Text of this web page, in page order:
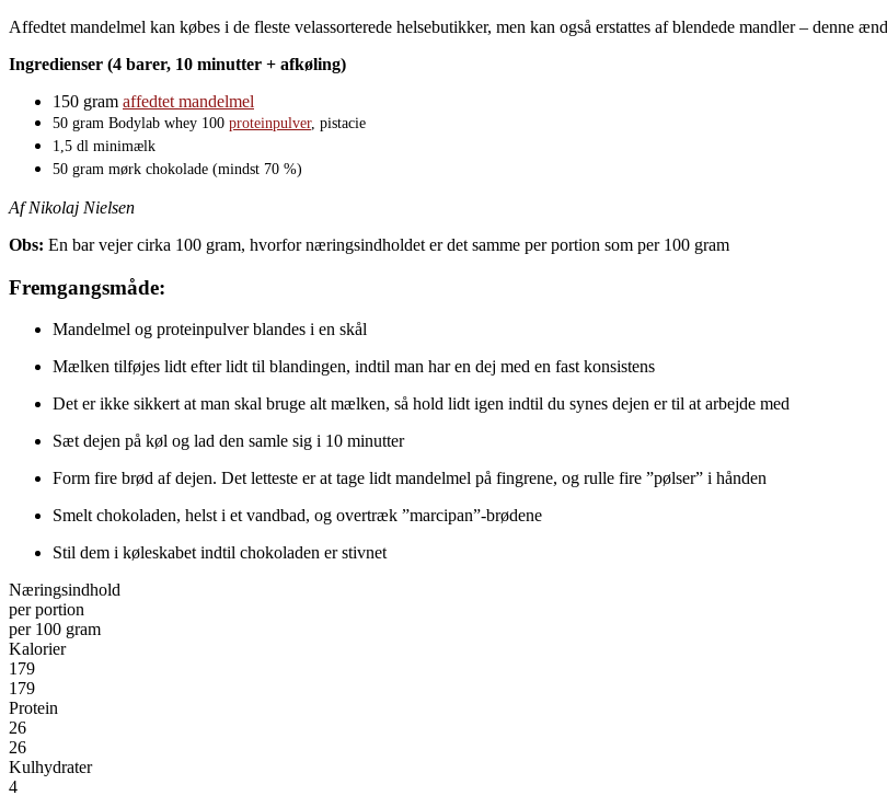
Affedtet mandelmel kan købes i de fleste velassorterede helsebutikker, men kan også erstattes af blendede mandler – denne
Ingredienser (4 barer, 10 minutter + afkøling)
150 gram affedtet mandelmel
50 gram Bodylab whey 100 proteinpulver, pistacie
1,5 dl minimælk
50 gram mørk chokolade (mindst 70 %)
Af Nikolaj Nielsen
Obs: En bar vejer cirka 100 gram, hvorfor næringsindholdet er det samme per portion som per 100 gram
Fremgangsmåde:
Mandelmel og proteinpulver blandes i en skål
Mælken tilføjes lidt efter lidt til blandingen, indtil man har en dej med en fast konsistens
Det er ikke sikkert at man skal bruge alt mælken, så hold lidt igen indtil du synes dejen er til at arbejde med
Sæt dejen på køl og lad den samle sig i 10 minutter
Form fire brød af dejen. Det letteste er at tage lidt mandelmel på fingrene, og rulle fire ”pølser” i hånden
Smelt chokoladen, helst i et vandbad, og overtræk ”marcipan”-brødene
Stil dem i køleskabet indtil chokoladen er stivnet
Næringsindhold
per portion
per 100 gram
Kalorier
179
179
Protein
26
26
Kulhydrater
4